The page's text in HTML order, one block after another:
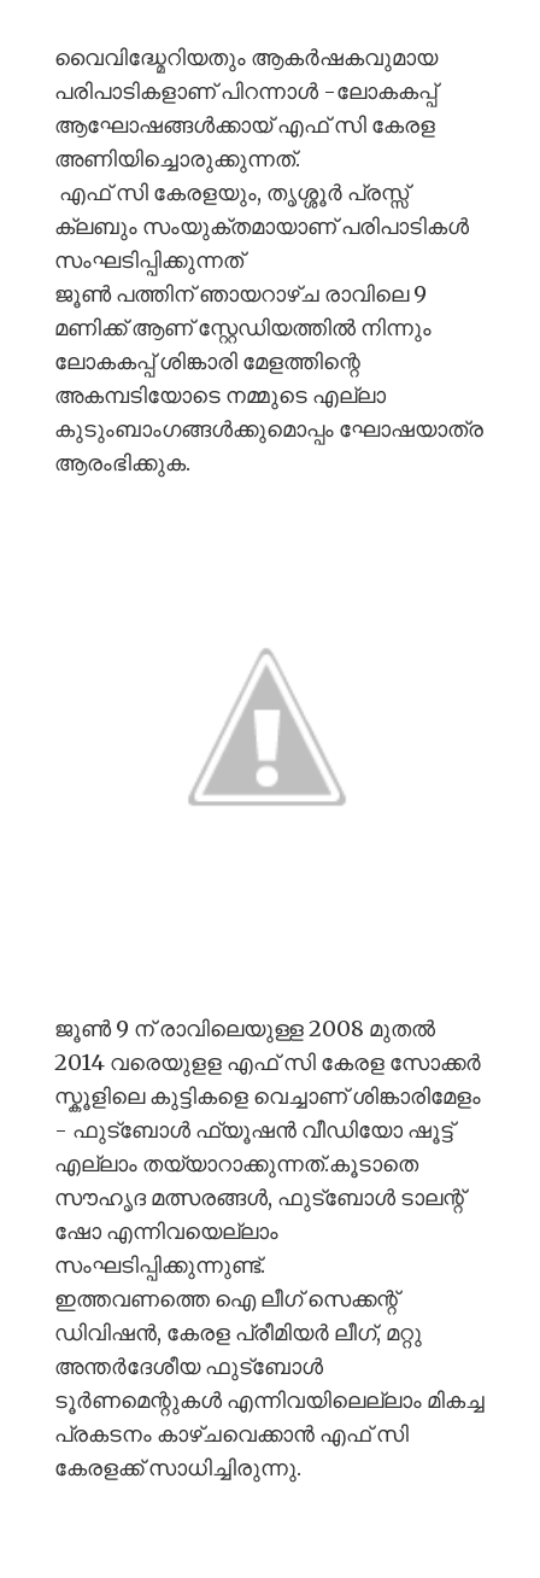
വൈവിദ്ധ്മേറിയതും ആകർഷകവുമായ
പരിപാടികളാണ് പിറന്നാൾ -ലോകകപ്പ്
ആഘോഷങ്ങൾക്കായ് എഫ് സി കേരള
അണിയിച്ചൊരുക്കുന്നത്.
എഫ് സി കേരളയും, തൃശ്ശൂർ പ്രസ്സ്
ക്ലബും സംയുക്തമായാണ് പരിപാടികൾ
സംഘടിപ്പിക്കുന്നത്
ജൂൺ പത്തിന് ഞായറാഴ്ച രാവിലെ 9
മണിക്ക് ആണ് സ്റ്റേഡിയത്തിൽ നിന്നും
ലോകകപ്പ് ശിങ്കാരി മേളത്തിന്റെ
അകമ്പടിയോടെ നമ്മുടെ എല്ലാ
കുടുംബാംഗങ്ങൾക്കുമൊപ്പം ഘോഷയാത്ര
ആരംഭിക്കുക.
ജൂൺ 9 ന് രാവിലെയുള്ള 2008 മുതൽ
2014 വരെയുളള എഫ് സി കേരള സോക്കർ
സ്കൂളിലെ കുട്ടികളെ വെച്ചാണ് ശിങ്കാരിമേളം
- ഫുട്ബോൾ ഫ്യൂഷൻ വീഡിയോ ഷൂട്ട്
എല്ലാം തയ്യാറാക്കുന്നത്.കൂടാതെ
സൗഹൃദ മത്സരങ്ങൾ, ഫുട്ബോൾ ടാലന്റ്
ഷോ എന്നിവയെല്ലാം
സംഘടിപ്പിക്കുന്നുണ്ട്.
ഇത്തവണത്തെ ഐ ലീഗ് സെക്കന്റ്‌
ഡിവിഷൻ, കേരള പ്രീമിയർ ലീഗ്, മറ്റു
അന്തർദേശീയ ഫുട്ബോൾ
ടൂർണമെന്റുകൾ എന്നിവയിലെല്ലാം മികച്ച
പ്രകടനം കാഴ്ചവെക്കാൻ എഫ് സി
കേരളക്ക് സാധിച്ചിരുന്നു.